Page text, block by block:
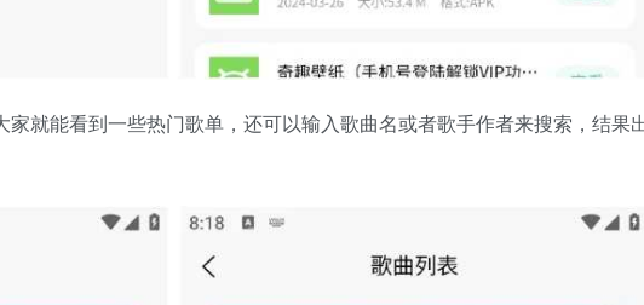
就能看到一些热门歌单，还可以输入歌曲名或者歌手作者来搜索，结果